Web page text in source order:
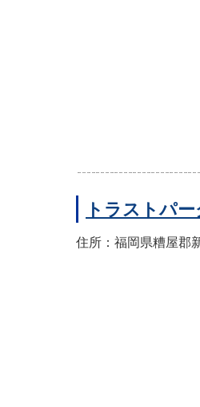
トラストパ
住所：福岡県糟屋郡